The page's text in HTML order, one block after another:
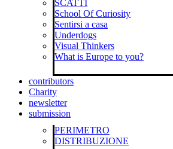
SCATTI
School Of Curiosity
Sentirsi a casa
Underdogs
Visual Thinkers
What is Europe to you?
contributors
Charity
newsletter
submission
PERIMETRO
DISTRIBUZIONE